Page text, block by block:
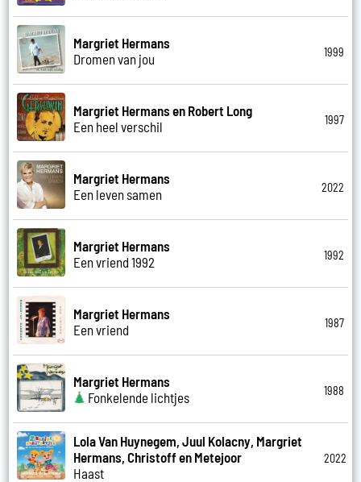
Margriet Hermans
Dromen van jou
1999
Margriet Hermans en Robert Long
Een heel verschil
1997
Margriet Hermans
Een leven samen
2022
Margriet Hermans
Een vriend 1992
1992
Margriet Hermans
Een vriend
1987
Margriet Hermans
Fonkelende lichtjes
1988
Lola Van Huynegem, Juul Kolacny, Margriet
Hermans, Christoff en Metejoor
Haast
2022